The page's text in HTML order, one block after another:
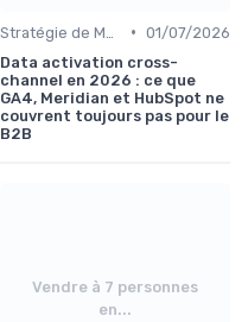
• 01/07/2026
Data activation cross-
channel en 2026 : ce que
GA4, Meridian et HubSpot ne
couvrent toujours pas pour le
B2B
Vendre à 7 personnes
en...